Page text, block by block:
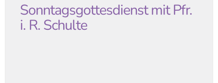
Sonntagsgottesdienst mit Pfr.
i. R. Schulte